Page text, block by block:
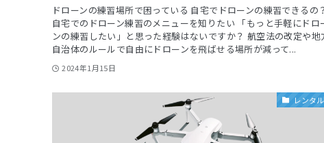
ドローンの練習場所で困っている 自宅でドローンの練習できるの？
自宅でのドローン練習のメニューを知りたい 「もっと手軽にドロ
ンの練習したい」と思った経験はないですか？ 航空法の改定や地
自治体のルールで自由にドローンを飛ばせる場所が減って...
2024年1月15日
レンタル